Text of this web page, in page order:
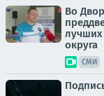
Во
лучших
округа
СМИ